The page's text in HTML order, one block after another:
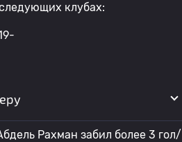
клубах:
Рахман забил более 3 гол/